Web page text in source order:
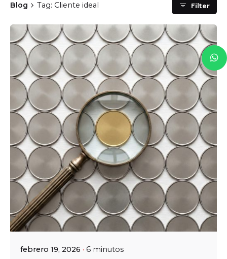
Blog Tag: Cliente ideal Filter
Posted by
Jorge Gil
febrero 19, 2026 6 minutos